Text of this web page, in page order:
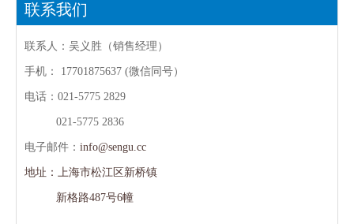
联系我们
联系人：吴义胜（销售经理）
手机： 17701875637 (微信同号）
电话：021-5775 2829
021-5775 2836
电子邮件： info@sengu.cc
地址：上海市松江区新桥镇
新格路487号6幢